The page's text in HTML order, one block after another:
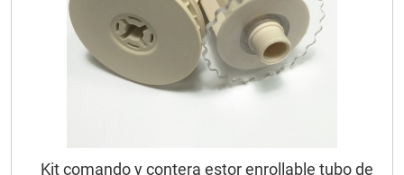
Kit comando y contera estor enrollable tubo de